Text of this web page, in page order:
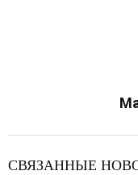
СВЯЗАННЫЕ